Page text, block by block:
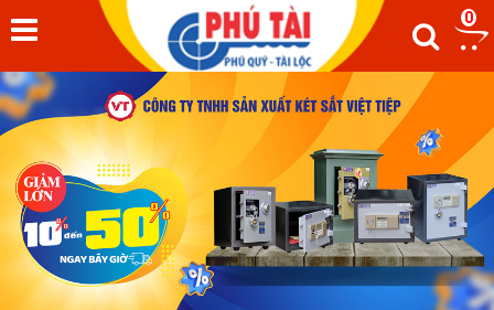
0